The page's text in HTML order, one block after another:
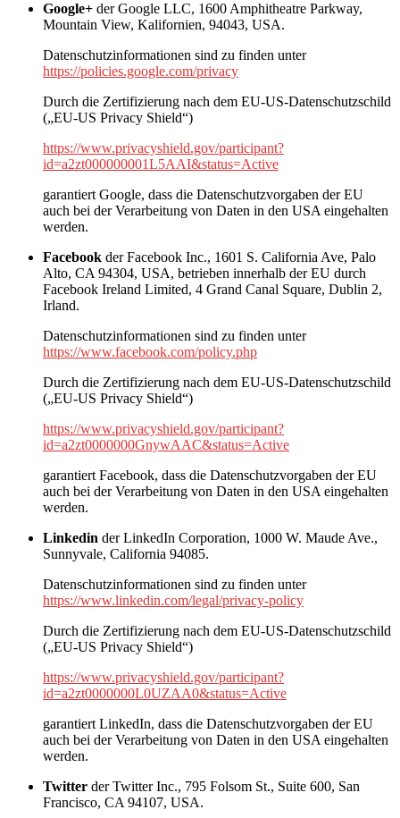
Google+ der Google LLC, 1600 Amphitheatre Parkway,
Mountain View, Kalifornien, 94043, USA.
Datenschutzinformationen sind zu finden unter
https://policies.google.com/privacy
Durch die Zertifizierung nach dem EU-US-Datenschutzschild
(„EU-US Privacy Shield“)
https://www.privacyshield.gov/participant?
id=a2zt000000001L5AAI&status=Active
garantiert Google, dass die Datenschutzvorgaben der EU
auch bei der Verarbeitung von Daten in den USA eingehalten
werden.
Facebook der Facebook Inc., 1601 S. California Ave, Palo
Alto, CA 94304, USA, betrieben innerhalb der EU durch
Facebook Ireland Limited, 4 Grand Canal Square, Dublin 2,
Irland.
Datenschutzinformationen sind zu finden unter
https://www.facebook.com/policy.php
Durch die Zertifizierung nach dem EU-US-Datenschutzschild
(„EU-US Privacy Shield“)
https://www.privacyshield.gov/participant?
id=a2zt0000000GnywAAC&status=Active
garantiert Facebook, dass die Datenschutzvorgaben der EU
auch bei der Verarbeitung von Daten in den USA eingehalten
werden.
Linkedin der LinkedIn Corporation, 1000 W. Maude Ave.,
Sunnyvale, California 94085.
Datenschutzinformationen sind zu finden unter
https://www.linkedin.com/legal/privacy-policy
Durch die Zertifizierung nach dem EU-US-Datenschutzschild
(„EU-US Privacy Shield“)
https://www.privacyshield.gov/participant?
id=a2zt0000000L0UZAA0&status=Active
garantiert LinkedIn, dass die Datenschutzvorgaben der EU
auch bei der Verarbeitung von Daten in den USA eingehalten
werden.
Twitter der Twitter Inc., 795 Folsom St., Suite 600, San
Francisco, CA 94107, USA.